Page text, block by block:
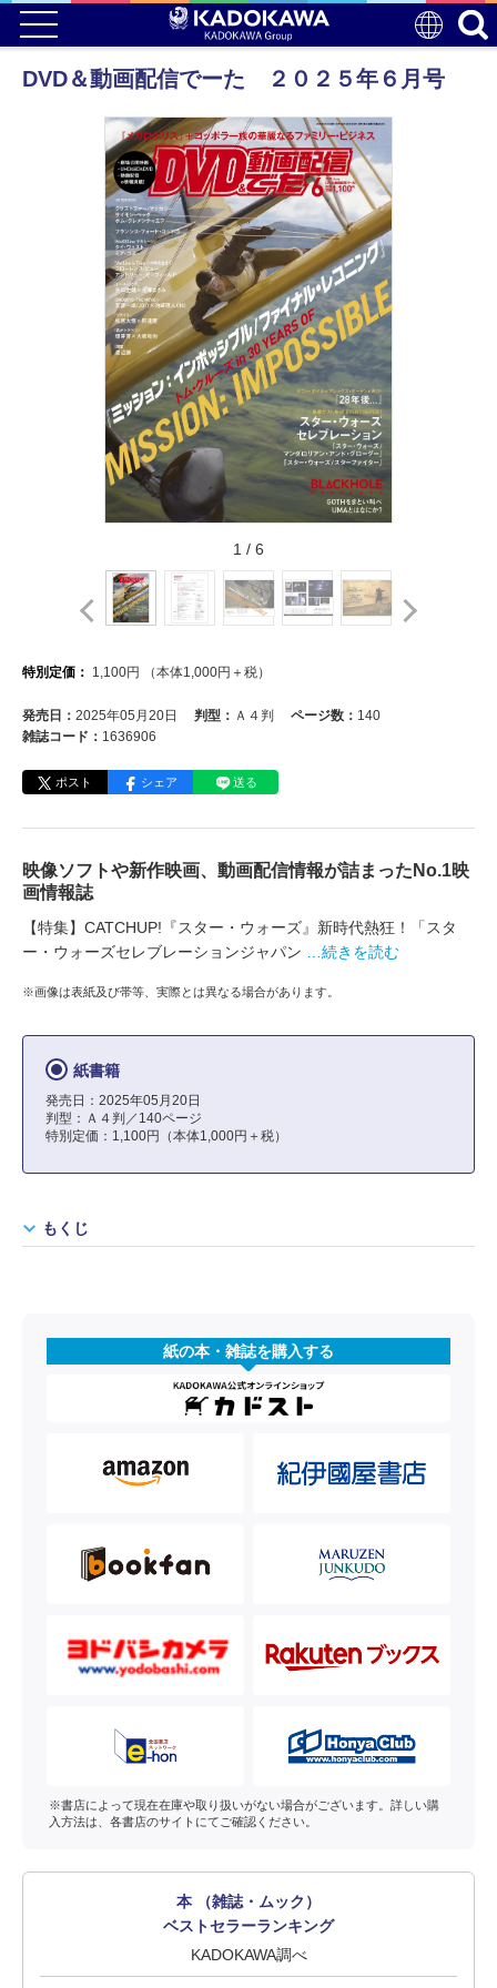
DVD＆動画配信でーた ２０２５年６月号
1 / 6
特別定価： 1,100円 （本体1,000円＋税）
発売日： 2025年05月20日 判型： Ａ４判 ページ数： 140
雑誌コード： 1636906
ポスト シェア 送る
映像ソフトや新作映画、動画配信情報が詰まったNo.1映
画情報誌
【特集】CATCHUP!『スター・ウォーズ』新時代熱狂！「スタ
ー・ウォーズセレブレーションジャパン
…続きを読む
※画像は表紙及び帯等、実際とは異なる場合があります。
紙書籍
発売日：2025年05月20日
判型：Ａ４判／140ページ
特別定価：1,100円（本体1,000円＋税）
もくじ
紙の本・雑誌を購入する
※書店によって現在在庫や取り扱いがない場合がございます。詳しい購
入方法は、各書店のサイトにてご確認ください。
本 （雑誌・ムック）
ベストセラーランキング
KADOKAWA調べ